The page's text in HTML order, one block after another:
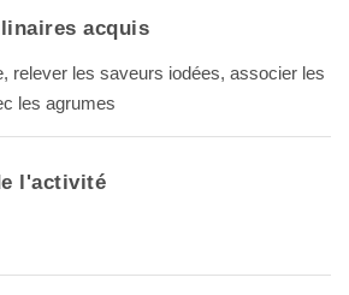
acquis
relever les saveurs iodées, associer les
les agrumes
l'activité